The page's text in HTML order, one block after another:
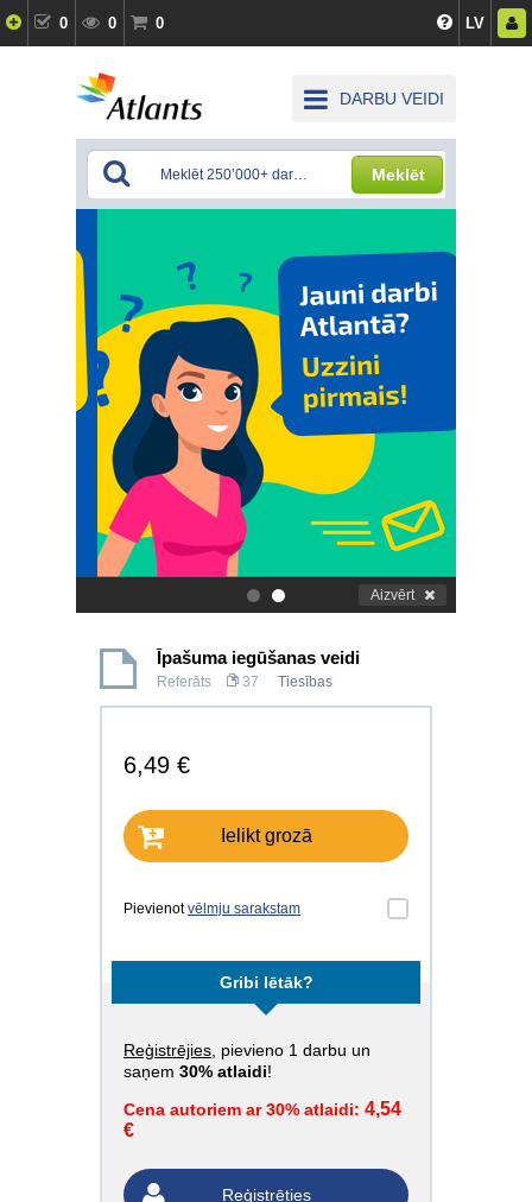
0 0 0 LV
DARBU VEIDI
Meklēt
. Aizvērt
Īpašuma iegūšanas veidi
Referāts 37 Tiesības
6,49 €
Ielikt grozā
Pievienotvēlmju sarakstam
Gribi lētāk?
Reģistrējies , pievieno 1 darbu un
saņem 30% atlaidi!
Cena autoriem ar 30% atlaidi: 4,54
€
Reģistrēties